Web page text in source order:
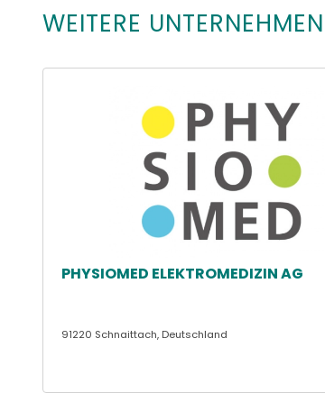
WEITERE UNTERNEHMEN
PHYSIOMED ELEKTROMEDIZIN AG
91220 Schnaittach, Deutschland